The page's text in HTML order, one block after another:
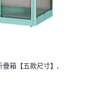
疊箱【五款尺寸】,